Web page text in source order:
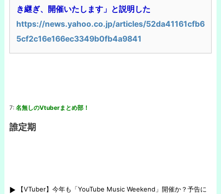
き継ぎ、開催いたします」と説明した
https://news.yahoo.co.jp/articles/52da41161cfb6
5cf2c16e166ec3349b0fb4a9841
7: 名無しのVtuberまとめ部！
誰定期
【VTuber】今年も「YouTube Music Weekend」開催か？予告に